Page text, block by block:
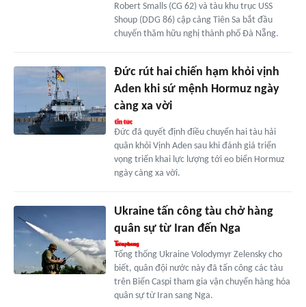
Robert Smalls (CG 62) và tàu khu trục USS
Shoup (DDG 86) cập cảng Tiên Sa bắt đầu
chuyến thăm hữu nghị thành phố Đà Nẵng.
Đức rút hai chiến hạm khỏi vịnh
Aden khi sứ mệnh Hormuz ngày
càng xa vời
Đức đã quyết định điều chuyển hai tàu hải
quân khỏi Vịnh Aden sau khi đánh giá triển
vọng triển khai lực lượng tới eo biển Hormuz
ngày càng xa vời.
Ukraine tấn công tàu chở hàng
quân sự từ Iran đến Nga
Tổng thống Ukraine Volodymyr Zelensky cho
biết, quân đội nước này đã tấn công các tàu
trên Biển Caspi tham gia vận chuyển hàng hóa
quân sự từ Iran sang Nga.